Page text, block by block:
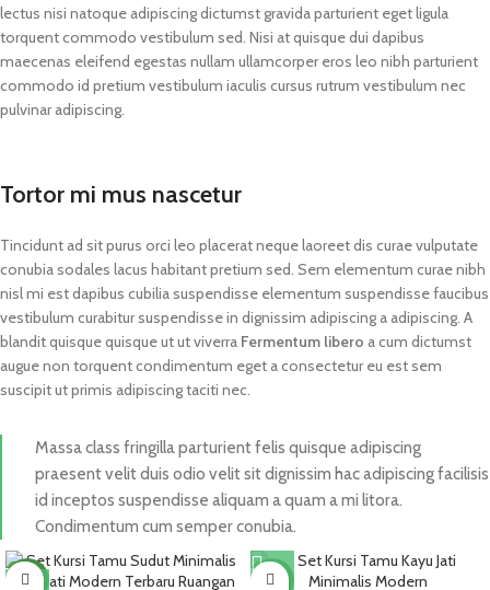
lectus nisi natoque adipiscing dictumst gravida parturient eget ligula
torquent commodo vestibulum sed. Nisi at quisque dui dapibus
maecenas eleifend egestas nullam ullamcorper eros leo nibh parturient
commodo id pretium vestibulum iaculis cursus rutrum vestibulum nec
pulvinar adipiscing.
Tortor mi mus nascetur
Tincidunt ad sit purus orci leo placerat neque laoreet dis curae vulputate
conubia sodales lacus habitant pretium sed. Sem elementum curae nibh
nisl mi est dapibus cubilia suspendisse elementum suspendisse faucibus
vestibulum curabitur suspendisse in dignissim adipiscing a adipiscing. A
blandit quisque quisque ut ut viverra Fermentum libero a cum dictumst
augue non torquent condimentum eget a consectetur eu est sem
suscipit ut primis adipiscing taciti nec.
Massa class fringilla parturient felis quisque adipiscing
praesent velit duis odio velit sit dignissim hac adipiscing facilisis
id inceptos suspendisse aliquam a quam a mi litora.
Condimentum cum semper conubia.
NEW NEW